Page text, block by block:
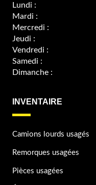
Lundi :
Mardi :
Mercredi :
Jeudi :
Vendredi :
Samedi :
Dimanche :
INVENTAIRE
Camions lourds usagés
Remorques usagées
Pièces usagées